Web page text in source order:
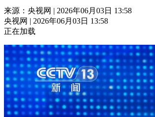
视频
现场 前线 比划 快看
体育 直播 竞猜 2026年世界杯
VIP会员 CCTV奥林匹克频道 生活体
财经 教育 乡村振兴 生态环境
大国智造 大国展会 大国保险 云
来源：央视网 | 2026年06月03日 13:58
央视网 | 2026年06月03日 13:58
正在加载